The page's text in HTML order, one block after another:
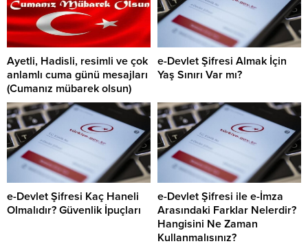
Ayetli, Hadisli, resimli ve çok
anlamlı cuma günü mesajları
(Cumanız mübarek olsun)
e-Devlet Şifresi Almak İçin
Yaş Sınırı Var mı?
e-Devlet Şifresi Kaç Haneli
Olmalıdır? Güvenlik İpuçları
e-Devlet Şifresi ile e-İmza
Arasındaki Farklar Nelerdir?
Hangisini Ne Zaman
Kullanmalısınız?